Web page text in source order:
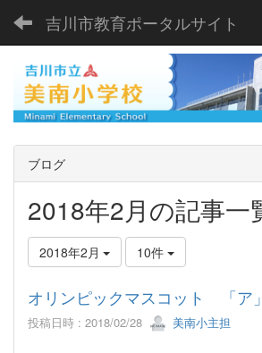
吉川市教育ポータルサイト
ブログ
2018年2月の記事一
2018年2月 10件
オリンピックマスコット 「ア
投稿日時 : 2018/02/28 美南小主担